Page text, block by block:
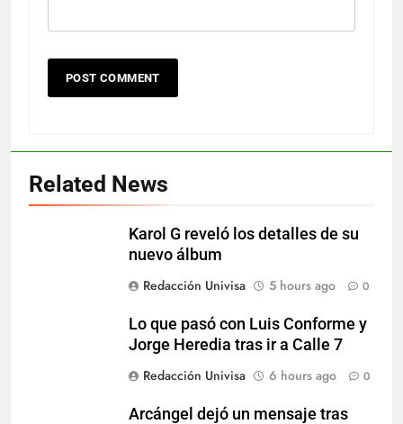
Related News
Karol G reveló los detalles de su
nuevo álbum
Redacción Univisa
5 hours ago 0
Lo que pasó con Luis Conforme y
Jorge Heredia tras ir a Calle 7
Redacción Univisa
6 hours ago 0
Arcángel dejó un mensaje tras